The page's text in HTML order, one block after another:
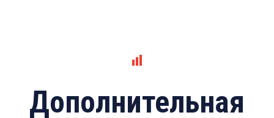
Дополнительная